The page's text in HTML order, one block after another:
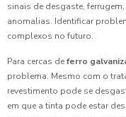
sinais de desgaste,
anomalias. Identificar
complexos no futuro.
Para cercas deferro
problema. Mesmo com o
revestimento pode se
em que a tinta pode estar